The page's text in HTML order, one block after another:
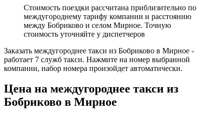
Стоимость поездки рассчитана приблизительно по
междугороднему тарифу компании и расстоянию
между Бобриково и селом Мирное. Точную
стоимость уточняйте у диспетчеров
Заказать междугороднее такси из Бобриково в Мирное -
работает 7 служб такси. Нажмите на номер выбранной
компании, набор номера произойдет автоматически.
Цена на междугороднее такси из
Бобриково в Мирное